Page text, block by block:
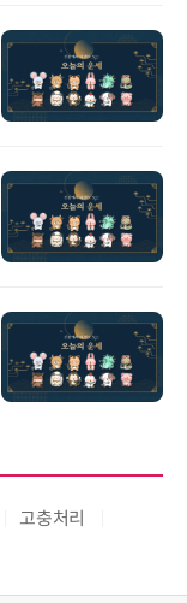
고충처리